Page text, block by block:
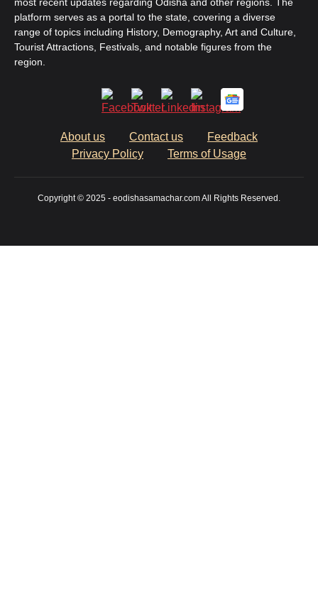
platform serves as a portal to the state, covering a diverse
range of topics including History, Demography, Art and Culture,
Tourist Attractions, Festivals, and notable figures from the
region.
About us Contact us
Feedback
Privacy Policy
Terms of Usage
Copyright © 2025 - eodishasamachar.com All Rights Reserved.